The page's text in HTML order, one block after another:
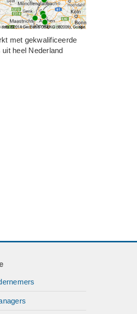
met gekwalificeerde
heel Nederland